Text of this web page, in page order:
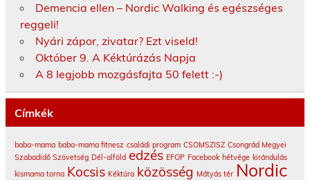
Demencia ellen – Nordic Walking és egészséges
reggeli!
Nyári zápor, zivatar? Ezt viseld!
Október 9. A Kéktúrázás Napja
A 8 legjobb mozgásfajta 50 felett :-)
Címkék
baba-mama baba-mama fitnesz családi program CSOMSZISZ Csongrád Megyei
Szabadidő Szövetség Dél-alföld edzés EFOP Facebook hétvége kirándulás
kismama torna Kocsis Kéktúra közösség Mátyás tér Nordic